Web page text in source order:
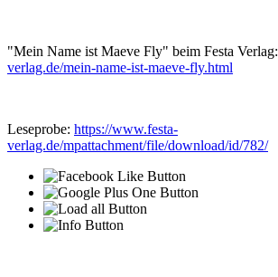
"Mein Name ist Maeve Fly" beim Festa Verlag:
verlag.de/mein-name-ist-maeve-fly.html
Leseprobe: https://www.festa-
verlag.de/mpattachment/file/download/id/782/